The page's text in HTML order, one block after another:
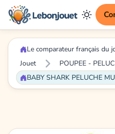
Le comparateur français du
Jouet
POUPEE -
BABY SHARK PELUCHE